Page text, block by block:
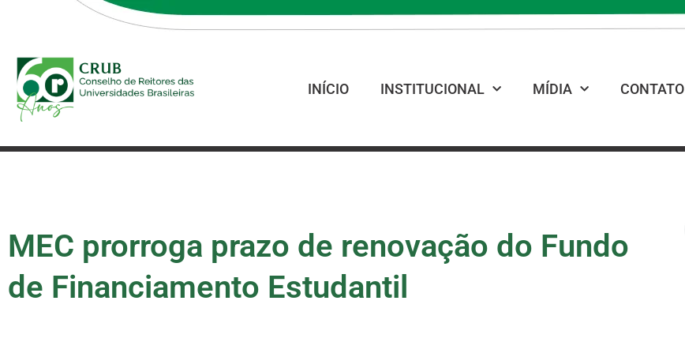
INÍCIO INSTITUCIONAL MÍDIA CONTATO
MEC prorroga prazo de renovação do Fundo
de Financiamento Estudantil